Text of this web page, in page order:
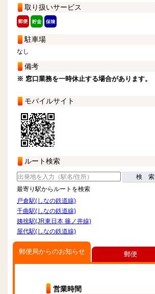
取り扱いサービス
駐車場
なし
備考
※ 窓口業務を一時休止する場合があります。
モバイルサイト
ルート検索
検 索
最寄り駅からルートを検索
戸倉駅(しなの鉄道線)
千曲駅(しなの鉄道線)
姨捨駅(JR東日本 篠ノ井線)
屋代駅(しなの鉄道線)
郵便局からのお知らせ
営業時間
郵便